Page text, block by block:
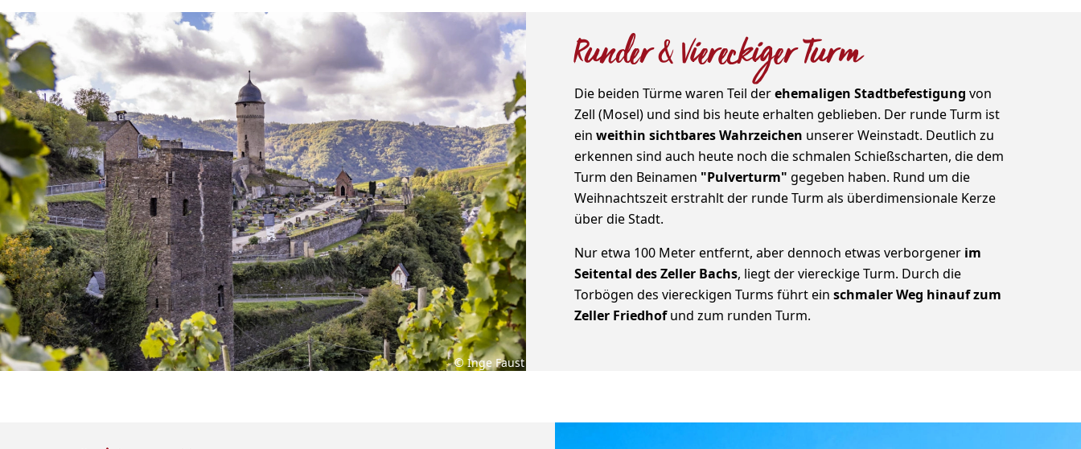
Runder & Viereckiger Turm
Die beiden Türme waren Teil derehemaligen Stadtbefestigung von
Zell (Mosel) und sind bis heute erhalten geblieben. Der runde Turm ist
ein weithin sichtbares Wahrzeichen unserer Weinstadt. Deutlich zu
erkennen sind auch heute noch die schmalen Schießscharten, die dem
Turm den Beinamen "Pulverturm" gegeben haben. Rund um die
Weihnachtszeit erstrahlt der runde Turm als überdimensionale Kerze
über die Stadt.
Nur etwa 100 Meter entfernt, aber dennoch etwas verborgener im
Seitental des Zeller Bachs, liegt der viereckige Turm. Durch die
Torbögen des viereckigen Turms führt ein schmaler Weg hinauf zum
Zeller Friedhofund zum runden Turm.
© Inge Faust